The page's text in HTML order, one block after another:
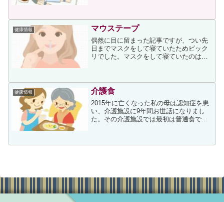
ところ、次のページを見つけました。上
ページに次が書かれていま...
健康情報 マウステープ
偶然に目に留まった記事ですが、つい先
日までマスクをして寝ていたためビック
リでした。マスクをして寝ていたのは、
マスクをせずに寝ていたころは周期的に
乾燥性の咳に悩まされてい...
健康情報 介護食
2015年に亡くなった私の母は認知症を患
い、介護施設に9年間お世話になりまし
た。その介護施設では最初は普通食でし
らは、刻み食、ミキサー食などを経て晩